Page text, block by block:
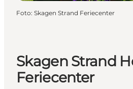
Foto: Skagen Strand Feriecenter
Skagen Strand
Feriecenter